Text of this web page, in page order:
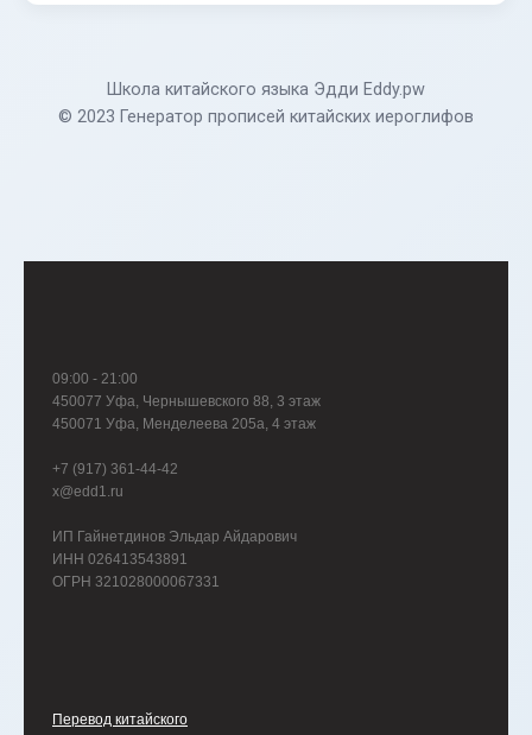
Школа китайского языка Эдди Eddy.pw
© 2023 Генератор прописей китайских иероглифов
09:00 - 21:00
450077 Уфа, Чернышевского 88, 3 этаж
450071 Уфа, Менделеева 205а, 4 этаж
+7 (917) 361-44-42
x@edd1.ru
ИП Гайнетдинов Эльдар Айдарович
ИНН 026413543891
ОГРН 321028000067331
Перевод китайского